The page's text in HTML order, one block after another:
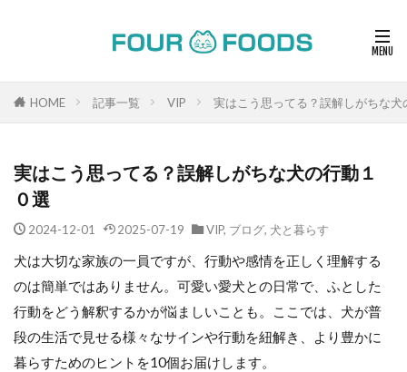
HOME 記事一覧 VIP 実はこう思ってる？誤解しがちな犬
実はこう思ってる？誤解しがちな犬の行動１
０選
2024-12-01 2025-07-19 VIP, ブログ, 犬と暮らす
犬は大切な家族の一員ですが、行動や感情を正しく理解する
のは簡単ではありません。可愛い愛犬との日常で、ふとした
行動をどう解釈するかが悩ましいことも。ここでは、犬が普
段の生活で見せる様々なサインや行動を紐解き、より豊かに
暮らすためのヒントを10個お届けします。